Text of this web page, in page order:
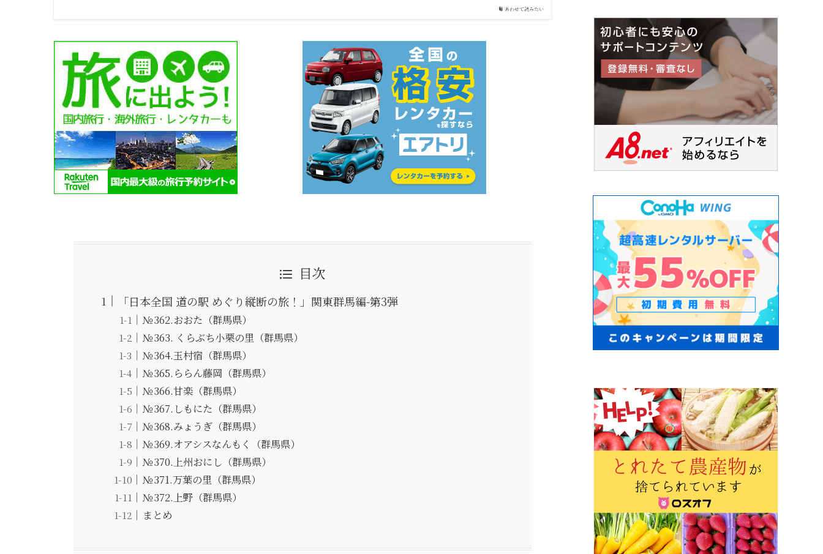
あわせて読みたい
目次
「日本全国 道の駅 めぐり縦断の旅！」関東群馬編-第3弾
№362.おおた（群馬県）
№363. くらぶち小栗の里（群馬県）
№364.玉村宿（群馬県）
№365.ららん藤岡（群馬県）
№366.甘楽（群馬県）
№367.しもにた（群馬県）
№368.みょうぎ（群馬県）
№369.オアシスなんもく（群馬県）
№370.上州おにし（群馬県）
№371.万葉の里（群馬県）
№372.上野（群馬県）
まとめ